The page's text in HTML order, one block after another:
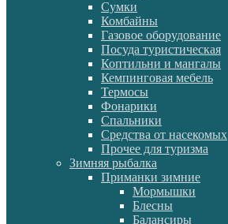
Сумки
Комбайны
Газовое оборудование
Посуда туристическая
Коптильни и мангалы
Кемпинговая мебель
Термосы
Фонарики
Спальники
Средства от насекомых
Прочее для туризма
Зимняя рыбалка
Приманки зимние
Мормышки
Блесны
Балансиры